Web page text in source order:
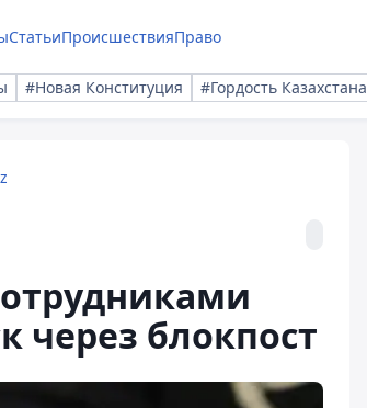
СтатьиПроисшествияПраво
#Новая Конституция #Гордость Казахстана
через блокпост